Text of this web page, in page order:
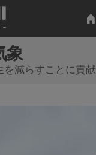
象
減らすことに貢献